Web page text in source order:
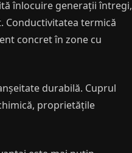
înlocuire generații întregi,
Conductivitatea termică
concret în zone cu
durabilă. Cuprul
proprietățile